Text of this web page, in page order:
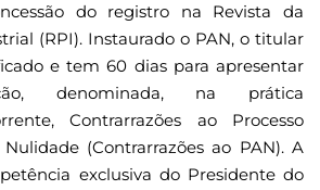
do registro na Revista da
(RPI). Instaurado o PAN, o titular
e tem 60 dias para apresentar
denominada, na prática
Contrarrazões ao Processo
(Contrarrazões ao PAN). A
exclusiva do Presidente do